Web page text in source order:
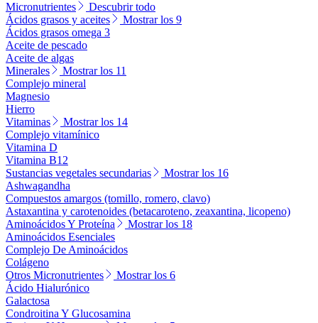
Micronutrientes
Descubrir todo
Ácidos grasos y aceites
Mostrar los 9
Ácidos grasos omega 3
Aceite de pescado
Aceite de algas
Minerales
Mostrar los 11
Complejo mineral
Magnesio
Hierro
Vitaminas
Mostrar los 14
Complejo vitamínico
Vitamina D
Vitamina B12
Sustancias vegetales secundarias
Mostrar los 16
Ashwagandha
Compuestos amargos (tomillo, romero, clavo)
Astaxantina y carotenoides (betacaroteno, zeaxantina, licopeno)
Aminoácidos Y Proteína
Mostrar los 18
Aminoácidos Esenciales
Complejo De Aminoácidos
Colágeno
Otros Micronutrientes
Mostrar los 6
Ácido Hialurónico
Galactosa
Condroitina Y Glucosamina